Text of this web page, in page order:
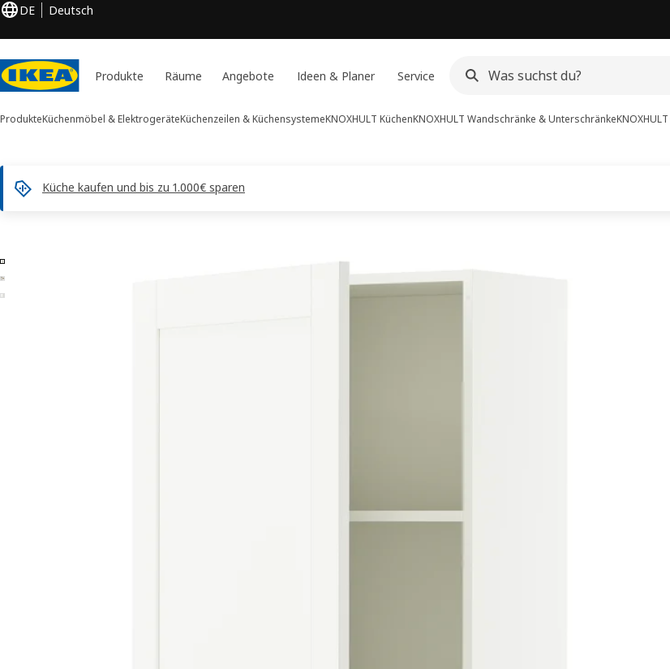
DE Deutsch
Produkte Räume Angebote Ideen & Planer Service
ProdukteKüchenmöbel & ElektrogeräteKüchenzeilen & KüchensystemeKNOXHULT KüchenKNOXHULT Wandschränke & UnterschränkeKNOXHULT
Küche kaufen und bis zu 1.000€ sparen
3 KNOXHULT -Bilder